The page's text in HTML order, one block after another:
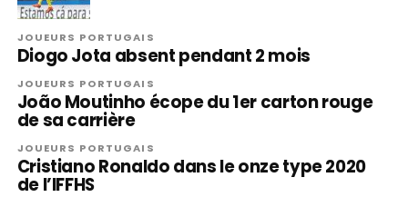
JOUEURS PORTUGAIS
Diogo Jota absent pendant 2 mois
JOUEURS PORTUGAIS
João Moutinho écope du 1er carton rouge
de sa carrière
JOUEURS PORTUGAIS
Cristiano Ronaldo dans le onze type 2020
de l’IFFHS